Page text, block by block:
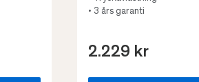
• 3 års garanti
2.229 kr